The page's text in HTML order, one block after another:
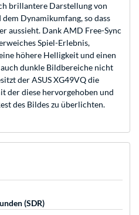
brillantere Darstellung von
Dynamikumfang, so dass
aussieht. Dank AMD Free-Sync
Spiel-Erlebnis,
höhere Helligkeit und einen
dunkle Bildbereiche nicht
der ASUS XG49VQ die
der diese hervorgehoben und
des Bildes zu überlichten.
(SDR)